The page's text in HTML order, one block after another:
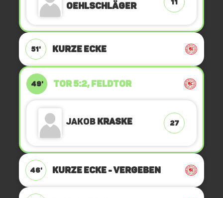
Oehlschläger
11
51' KURZE ECKE
49' TOR 5:2, FELDTOR
JakobKraske 27
46' KURZE ECKE - VERGEBEN